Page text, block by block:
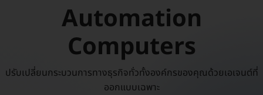
Automation
Computers
ปรับเปลี่ยนกระบวนการทางธุรกิจทั่วทั้งองค์กรของคุณด้วยเอเจนต์ที่
ออกแบบเฉพาะ